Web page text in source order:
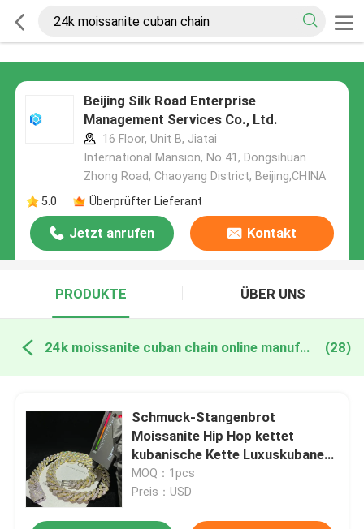
Beijing Silk Road Enterprise
Management Services Co., Ltd.
16 Floor, Unit B, Jiatai
International Mansion, No 41, Dongsihuan
Zhong Road, Chaoyang District, Beijing,CHINA
5.0
Überprüfter Lieferant
Jetzt anrufen Kontakt
PRODUKTE ÜBER UNS
24k moissanite cuban chain online manufacture (28)
Schmuck-Stangenbrot
Moissanite Hip Hop kettet
kubanische Kette Luxuskubaner
Moissanite an
MOQ：1pcs
Preis：USD